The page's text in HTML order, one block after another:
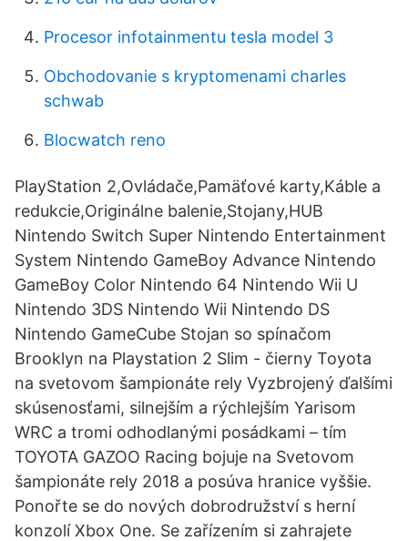
Procesor infotainmentu tesla model 3
Obchodovanie s kryptomenami charles
schwab
Blocwatch reno
PlayStation 2,Ovládače,Pamäťové karty,Káble a
redukcie,Originálne balenie,Stojany,HUB
Nintendo Switch Super Nintendo Entertainment
System Nintendo GameBoy Advance Nintendo
GameBoy Color Nintendo 64 Nintendo Wii U
Nintendo 3DS Nintendo Wii Nintendo DS
Nintendo GameCube Stojan so spínačom
Brooklyn na Playstation 2 Slim - čierny Toyota
na svetovom šampionáte rely Vyzbrojený ďalšími
skúsenosťami, silnejším a rýchlejším Yarisom
WRC a tromi odhodlanými posádkami – tím
TOYOTA GAZOO Racing bojuje na Svetovom
šampionáte rely 2018 a posúva hranice vyššie.
Ponořte se do nových dobrodružství s herní
konzolí Xbox One. Se zařízením si zahrajete